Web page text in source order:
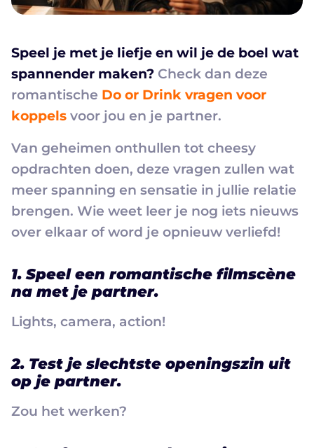
Speel je met je liefje en wil je de boel wat
spannender maken? Check dan deze
romantische Do or Drink vragen voor
koppels voor jou en je partner.
Van geheimen onthullen tot cheesy
opdrachten doen, deze vragen zullen wat
meer spanning en sensatie in jullie relatie
brengen. Wie weet leer je nog iets nieuws
over elkaar of word je opnieuw verliefd!
1. Speel een romantische filmscène
na met je partner.
Lights, camera, action!
2. Test je slechtste openingszin uit
op je partner.
Zou het werken?